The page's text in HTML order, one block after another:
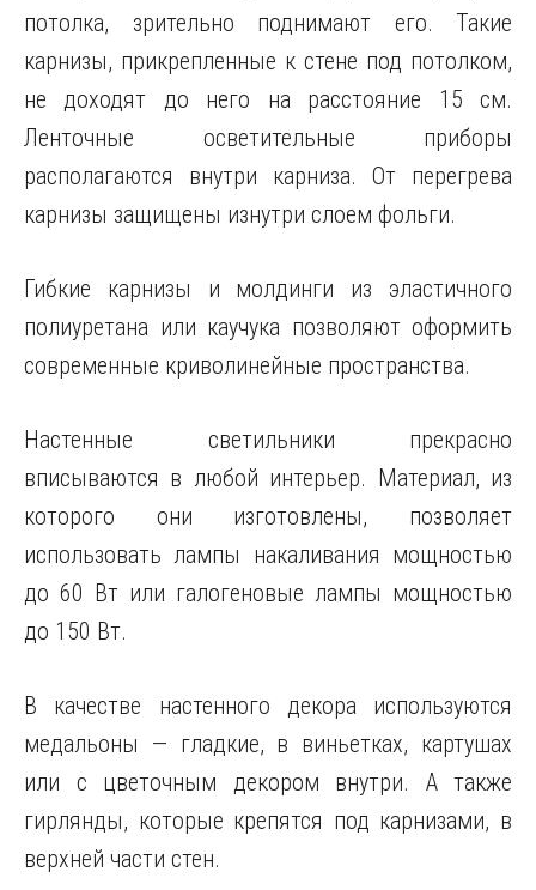
потолка, зрительно поднимают его. Такие
карнизы, прикрепленные к стене под потолком,
не доходят до него на расстояние 15 см.
Ленточные осветительные приборы
располагаются внутри карниза. От перегрева
карнизы защищены изнутри слоем фольги.
Гибкие карнизы и молдинги из эластичного
полиуретана или каучука позволяют оформить
современные криволинейные пространства.
Настенные светильники прекрасно
вписываются в любой интерьер. Материал, из
которого они изготовлены, позволяет
использовать лампы накаливания мощностью
до 60 Вт или галогеновые лампы мощностью
до 150 Вт.
В качестве настенного декора используются
медальоны — гладкие, в виньетках, картушах
или с цветочным декором внутри. А также
гирлянды, которые крепятся под карнизами, в
верхней части стен.